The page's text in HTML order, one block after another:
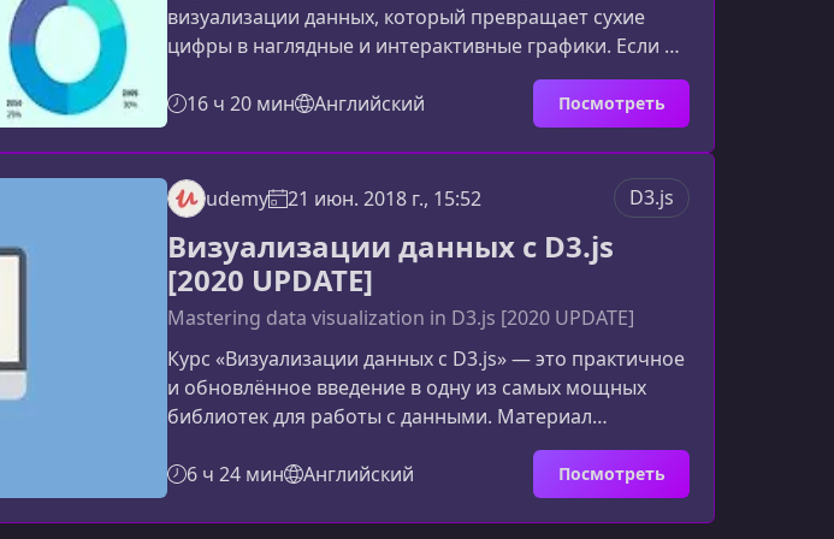
визуализации данных, который превращает сухие
цифры в наглядные и интерактивные графики. Если вы
хотите научиться создавать визуализации
профессионального уровня, этот курс даст вам
практическую основу через создание 15 реальных
проектов на D3.js.Что вы узнаете в этом курсеКурс
охватывает полный цикл работы с D3.js версии 5 — от
базовых принципов до построения сложных
визуализаций. Обучение построе
16 ч 20 мин Английский Посмотреть
udemy 21 июн. 2018 г., 15:52 D3.js
Визуализации данных с D3.js
[2020 UPDATE]
Mastering data visualization in D3.js [2020 UPDATE]
Курс «Визуализации данных с D3.js» — это практичное
и обновлённое введение в одну из самых мощных
библиотек для работы с данными. Материал
ориентирован на тех, кто хочет уверенно создавать
интерактивные графики, настраивать поведение
визуализаций и понимать, как работает современный
стек D3 5.x.Что вы изучите в начале курсаСтартовая
6 ч 24 мин Английский Посмотреть